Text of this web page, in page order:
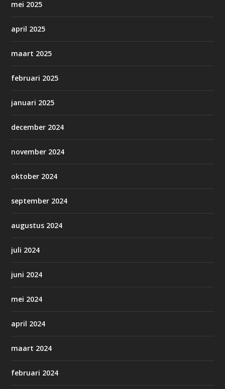
mei 2025
april 2025
maart 2025
februari 2025
januari 2025
december 2024
november 2024
oktober 2024
september 2024
augustus 2024
juli 2024
juni 2024
mei 2024
april 2024
maart 2024
februari 2024